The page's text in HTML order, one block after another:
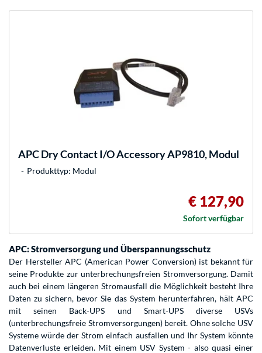
APCDry Contact I/O Accessory AP9810, Modul
Produkttyp: Modul
€ 127,90
Sofort verfügbar
APC: Stromversorgung und Überspannungsschutz
Der Hersteller APC (American Power Conversion) ist bekannt für
seine Produkte zur unterbrechungsfreien Stromversorgung. Damit
auch bei einem längeren Stromausfall die Möglichkeit besteht Ihre
Daten zu sichern, bevor Sie das System herunterfahren, hält APC
mit seinen Back-UPS und Smart-UPS diverse USVs
(unterbrechungsfreie Stromversorgungen) bereit. Ohne solche USV
Systeme würde der Strom einfach ausfallen und Ihr System könnte
Datenverluste erleiden. Mit einem USV System - also quasi einer